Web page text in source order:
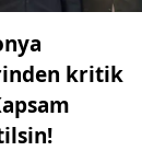
kritik